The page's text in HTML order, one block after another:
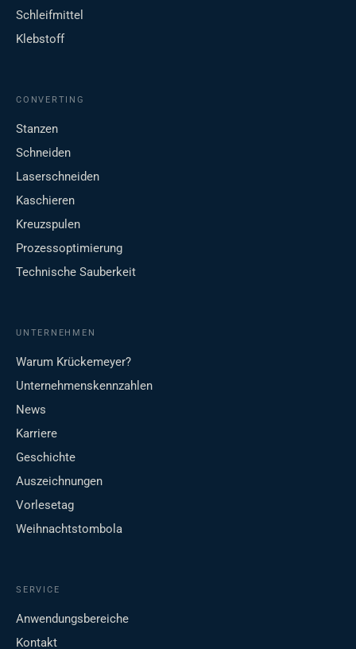
Schleifmittel
Klebstoff
CONVERTING
Stanzen
Schneiden
Laserschneiden
Kaschieren
Kreuzspulen
Prozessoptimierung
Technische Sauberkeit
UNTERNEHMEN
Warum Krückemeyer?
Unternehmenskennzahlen
News
Karriere
Geschichte
Auszeichnungen
Vorlesetag
Weihnachtstombola
SERVICE
Anwendungsbereiche
Kontakt